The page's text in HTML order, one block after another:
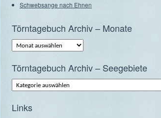
Schwebsange nach Ehnen
Törntagebuch Archiv – Monate
Törntagebuch
Archiv
–
Törntagebuch Archiv – Seegebiete
Törntagebuch
Archiv
–
Links